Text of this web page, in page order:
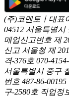
(주)코멘토ㅣ대표
04512 서울특별
매업신고번호 제
신고 서울청 제
격-376호 070-
서울특별시 중구
번호 487-86-
구-2580호 직업정